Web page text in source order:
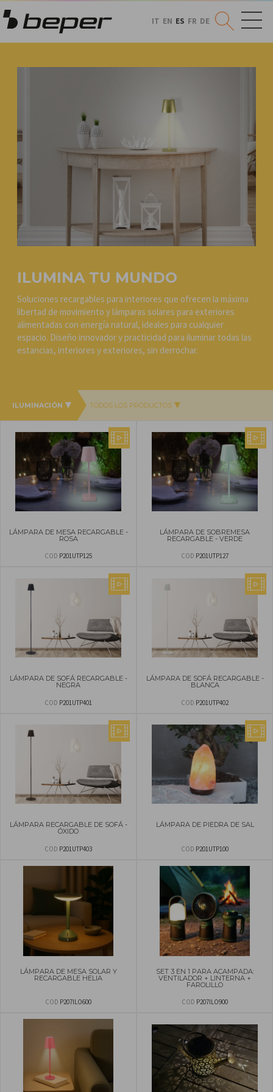
IT EN ES FR DE
ILUMINA TU MUNDO
Soluciones recargables para interiores que ofrecen la máxima
libertad de movimiento y lámparas solares para exteriores
alimentadas con energía natural, ideales para cualquier
espacio. Diseño innovador y practicidad para iluminar todas las
estancias, interiores y exteriores, sin derrochar.
ILUMINACIÓN TODOS LOS PRODUCTOS
LÁMPARA DE MESA RECARGABLE -
ROSA
COD P201UTP125
LÁMPARA DE SOBREMESA
RECARGABLE - VERDE
COD P201UTP127
LÁMPARA DE SOFÁ RECARGABLE -
NEGRA
COD P201UTP401
LÁMPARA DE SOFÁ RECARGABLE -
BLANCA
COD P201UTP402
LÁMPARA RECARGABLE DE SOFÁ -
ÓXIDO
COD P201UTP403
LÁMPARA DE PIEDRA DE SAL
COD P201UTP100
LÁMPARA DE MESA SOLAR Y
RECARGABLE HELIA
COD P207ILO600
SET 3 EN 1 PARA ACAMPADA:
VENTILADOR + LINTERNA +
FAROLILLO
COD P207ILO900